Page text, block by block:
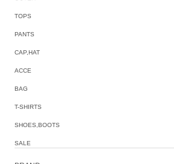
TOPS
PANTS
CAP,HAT
ACCE
BAG
T-SHIRTS
SHOES,BOOTS
SALE